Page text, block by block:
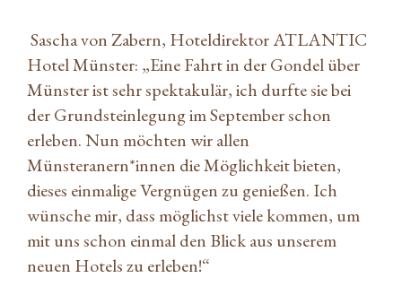
Sascha von Zabern, Hoteldirektor ATLANTIC
Hotel Münster: „Eine Fahrt in der Gondel über
Münster ist sehr spektakulär, ich durfte sie bei
der Grundsteinlegung im September schon
erleben. Nun möchten wir allen
Münsteranern*innen die Möglichkeit bieten,
dieses einmalige Vergnügen zu genießen. Ich
wünsche mir, dass möglichst viele kommen, um
mit uns schon einmal den Blick aus unserem
neuen Hotels zu erleben!“